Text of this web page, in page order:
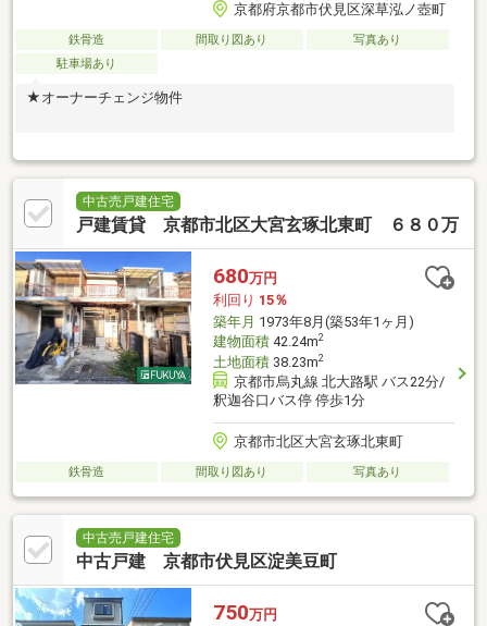
京都府京都市伏見区深草泓ノ壺町
鉄骨造 間取り図あり
写真あり
駐車場あり
★オーナーチェンジ物件
中古売戸建住宅
戸建賃貸 京都市北区大宮玄琢北東町 ６８０万
680万円
利回り 15％
築年月 1973年8月(築53年1ヶ月)
建物面積42.24m2
土地面積38.23m2
京都市烏丸線 北大路駅 バス22分/
釈迦谷口バス停 停歩1分
京都市北区大宮玄琢北東町
鉄骨造 間取り図あり 写真あり
中古売戸建住宅
中古戸建 京都市伏見区淀美豆町
750万円